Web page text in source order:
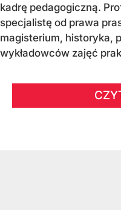
kadrę pedagogiczną.
specjalistę od prawa
magisterium, historyka,
wykładowców zajęć